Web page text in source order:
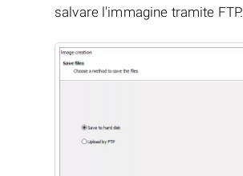
salvare l'immagine tramite FTP.